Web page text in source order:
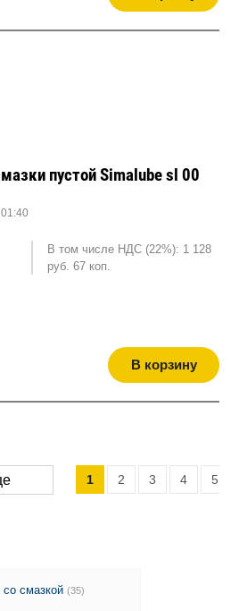
со смазкой (35)
пустой Simalube sl 00
В том числе НДС (22%): 1 128
руб. 67 коп.
В корзину
1 2 3 4 5